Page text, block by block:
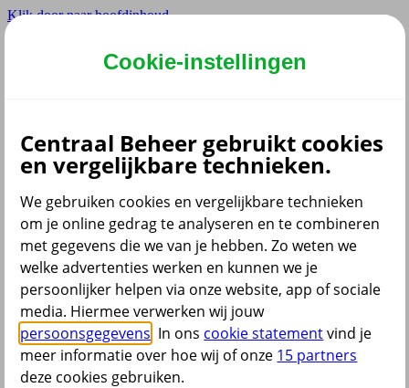
Klik door naar hoofdinhoud
Hoofdmenu navigatie
Adviseur
Partner
Producten
Situaties Klantenservice
terug
Cookie-instellingen
Centraal Beheer gebruikt cookies
en vergelijkbare technieken.
We gebruiken cookies en vergelijkbare technieken
om je online gedrag te analyseren en te combineren
met gegevens die we van je hebben. Zo weten we
welke advertenties werken en kunnen we je
persoonlijker helpen via onze website, app of sociale
media. Hiermee verwerken wij jouw
persoonsgegevens . In ons cookie statementvind je
meer informatie over hoe wij of onze 15 partners
deze cookies gebruiken.